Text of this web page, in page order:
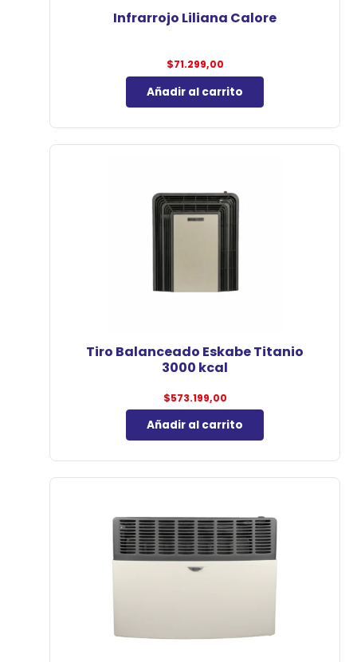
Infrarrojo Liliana Calore
$71.299,00
Añadir al carrito
Tiro Balanceado Eskabe Titanio
3000 kcal
$573.199,00
Añadir al carrito